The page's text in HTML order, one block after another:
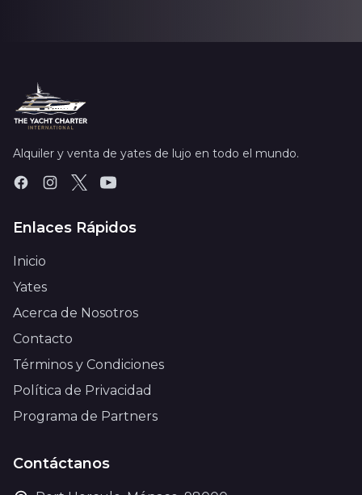
Alquiler y venta de yates de lujo en todo el mundo.
Enlaces Rápidos
Inicio
Yates
Acerca de Nosotros
Contacto
Términos y Condiciones
Política de Privacidad
Programa de Partners
Contáctanos